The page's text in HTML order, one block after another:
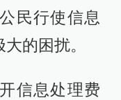
民行使信息
的困扰。
信息处理费